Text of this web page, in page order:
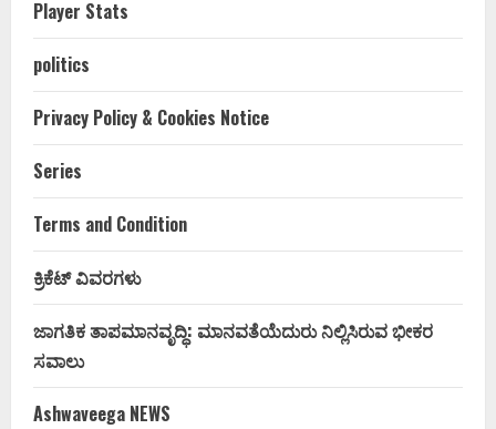
Player Stats
politics
Privacy Policy & Cookies Notice
Series
Terms and Condition
ಕ್ರಿಕೆಟ್ ವಿವರಗಳು
ಜಾಗತಿಕ ತಾಪಮಾನವೃದ್ಧಿ: ಮಾನವತೆಯೆದುರು ನಿಲ್ಲಿಸಿರುವ ಭೀಕರ
ಸವಾಲು
Ashwaveega NEWS